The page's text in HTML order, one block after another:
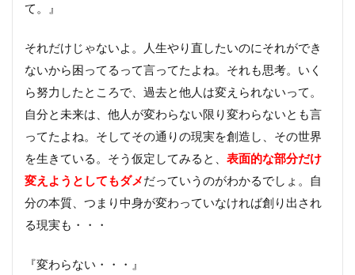
て。』
それだけじゃないよ。人生やり直したいのにそれができ
ないから困ってるって言ってたよね。それも思考。いく
ら努力したところで、過去と他人は変えられないって。
自分と未来は、他人が変わらない限り変わらないとも言
ってたよね。そしてその通りの現実を創造し、その世界
を生きている。そう仮定してみると、 表面的な部分だけ
変えようとしてもダメだっていうのがわかるでしょ。自
分の本質、つまり中身が変わっていなければ創り出され
る現実も・・・
『変わらない・・・』